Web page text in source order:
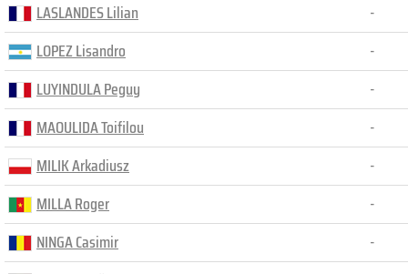
LASLANDES Lilian
-
LOPEZ Lisandro
-
LUYINDULA Peguy
-
MAOULIDA Toifilou
-
MILIK Arkadiusz
-
MILLA Roger
-
NINGA Casimir
-